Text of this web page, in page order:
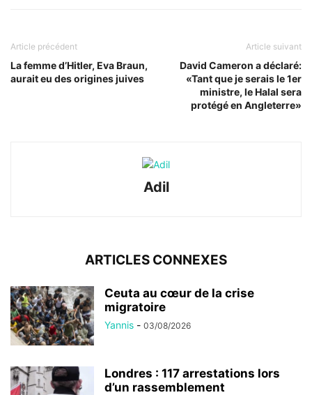
Article précédent
La femme d’Hitler, Eva Braun,
aurait eu des origines juives
Article suivant
David Cameron a déclaré:
«Tant que je serais le 1er
ministre, le Halal sera
protégé en Angleterre»
Adil
ARTICLES CONNEXES
Ceuta au cœur de la crise
migratoire
Yannis - 03/08/2026
Londres : 117 arrestations lors
d’un rassemblement